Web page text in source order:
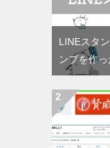
LINEスタ
ンプを作